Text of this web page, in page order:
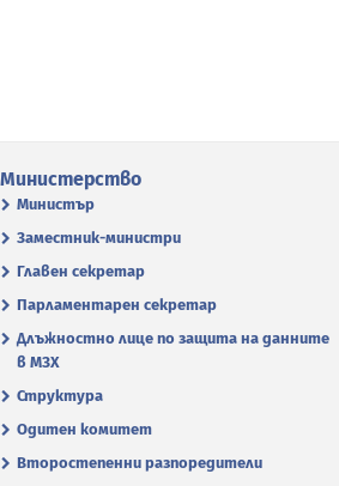
Министерство
Министър
Заместник-министри
Главен секретар
Парламентарен секретар
Длъжностно лице по защита на данните
в МЗХ
Структура
Одитен комитет
Второстепенни разпоредители